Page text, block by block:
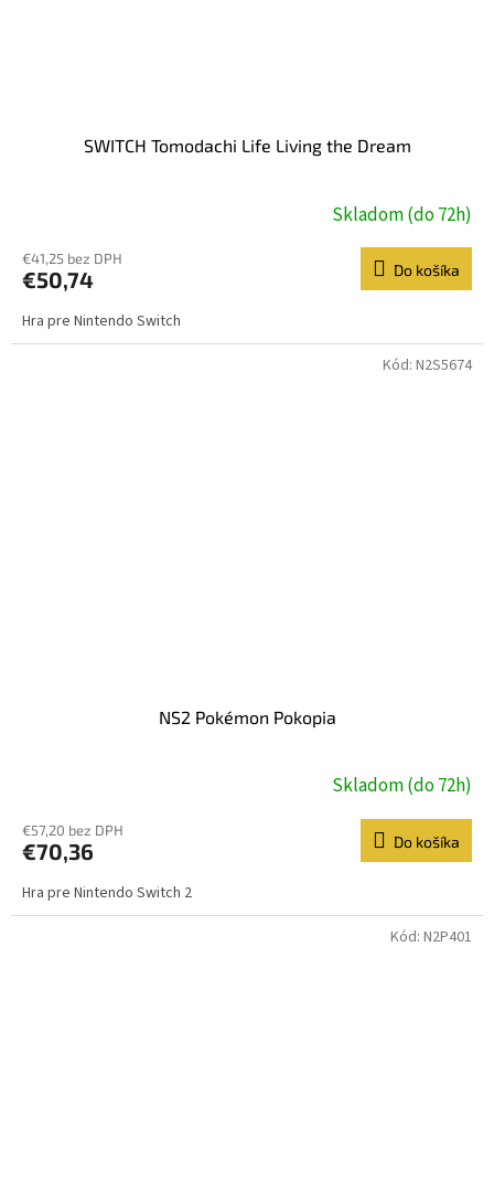
SWITCH Tomodachi Life Living the Dream
Skladom (do 72h)
€41,25 bez DPH
€50,74 Do košíka
Hra pre Nintendo Switch
NS2 Pokémon Pokopia
Skladom (do 72h)
€57,20 bez DPH
€70,36 Do košíka
Hra pre Nintendo Switch 2
Kód: N2S5674
Kód: N2P401